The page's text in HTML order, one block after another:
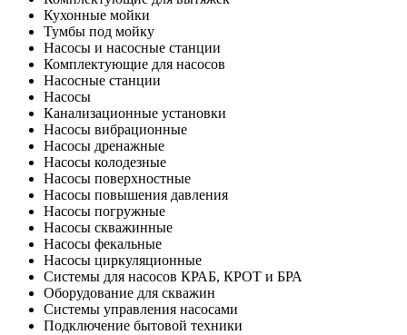
Кухонные мойки
Тумбы под мойку
Насосы и насосные станции
Комплектующие для насосов
Насосные станции
Насосы
Канализационные установки
Насосы вибрационные
Насосы дренажные
Насосы колодезные
Насосы поверхностные
Насосы повышения давления
Насосы погружные
Насосы скважинные
Насосы фекальные
Насосы циркуляционные
Системы для насосов КРАБ, КРОТ и БРА
Оборудование для скважин
Системы управления насосами
Подключение бытовой техники